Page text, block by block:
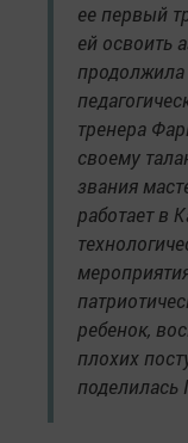
ее первый
ей освоить
продолжила
тренера
своему
звания
работает в
ребенок,
плохих
поделилась